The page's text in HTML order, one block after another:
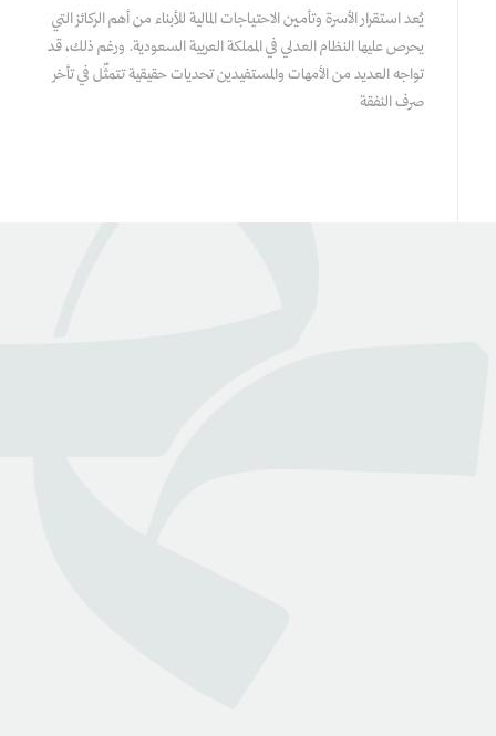
يُعد استقرار الأسرة وتأمين الاحتياجات المالية للأبناء من أهم الركائز التي
يحرص عليها النظام العدلي في المملكة العربية السعودية. ورغم ذلك، قد
تواجه العديد من الأمهات والمستفيدين تحديات حقيقية تتمثّل في تأخر
صرف النفقة